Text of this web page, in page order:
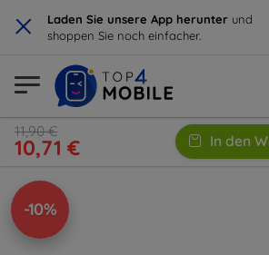
× Laden Sie unsere App herunter und
shoppen Sie noch einfacher.
11,90 €
10,71 € In den
-10%